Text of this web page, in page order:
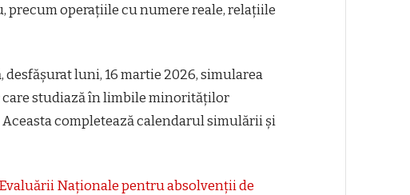
operațiile cu numere reale, relațiile
luni, 16 martie 2026, simularea
care studiază în limbile minorităților
completează calendarul simulării și
Naționale pentru absolvenții de